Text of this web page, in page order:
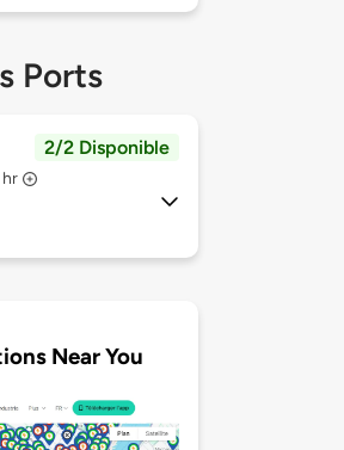
Ports
2/2 Disponible
Near You